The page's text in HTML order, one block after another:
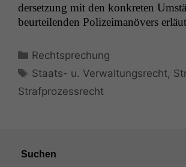
der­set­zung mit den konkreten
beurteilen­den Polizeimanövers
Kategorien
Rechtsprechung
Schlagwörter
Staats- u. Verwaltungsrecht,
Strafprozessrecht
Suchen